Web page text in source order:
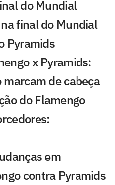
do Mundial
final do Mundial
Pyramids
x Pyramids:
marcam de cabeça
do Flamengo
em
contra Pyramids